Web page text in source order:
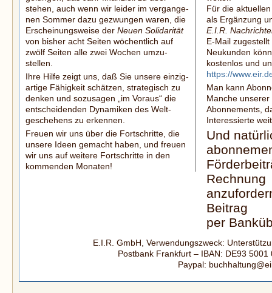
stehen, auch wenn wir leider im vergange­
nen Sommer dazu gezwungen waren, die
Erscheinungsweise der Neuen Solidarität
von bisher acht Seiten wöchentlich auf
zwölf Seiten alle zwei Wochen umzu­
stellen.
Ihre Hilfe zeigt uns, daß Sie unsere ein­zig­
artige Fähigkeit schätzen, strategisch zu
denken und sozusagen „im Voraus“ die
entscheidenden Dynamiken des Welt­
geschehens zu erkennen.
Freuen wir uns über die Fortschritte, die
unsere Ideen gemacht haben, und freuen
wir uns auf weitere Fortschritte in den
kommenden Monaten!
Für die
als Ergänzung
E.I.R.
E-Mail zugestellt
Neukunden
kostenlos und
https://
Man kann
Manche
Abonnements,
Interes­sierte
Und
Rechnung
Beitrag
per
E.I.R. GmbH, Verwendungszweck:
Postbank Frankfurt – IBAN: DE93
Paypal: